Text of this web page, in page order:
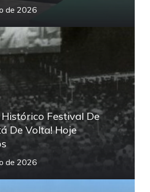
de 2026
Histórico Festival De
De Volta! Hoje
de 2026